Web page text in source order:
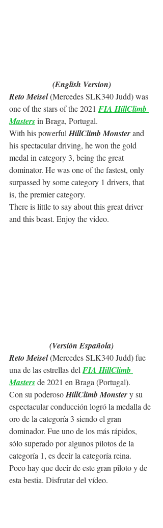
(English Version)
Reto Meisel (Mercedes SLK340 Judd) was
one of the stars of the 2021 FIA HillClimb
Masters in Braga, Portugal.
With his powerful HillClimb Monster and
his spectacular driving, he won the gold
medal in category 3, being the great
dominator. He was one of the fastest, only
surpassed by some category 1 drivers, that
is, the premier category.
There is little to say about this great driver
and this beast. Enjoy the video.
(Versión Española)
Reto Meisel (Mercedes SLK340 Judd) fue
una de las estrellas del FIA HillClimb
Masters de 2021 en Braga (Portugal).
Con su poderoso HillClimb Monster y su
espectacular conducción logró la medalla de
oro de la categoría 3 siendo el gran
dominador. Fue uno de los más rápidos,
sólo superado por algunos pilotos de la
categoría 1, es decir la categoría reina.
Poco hay que decir de este gran piloto y de
esta bestia. Disfrutar del vídeo.